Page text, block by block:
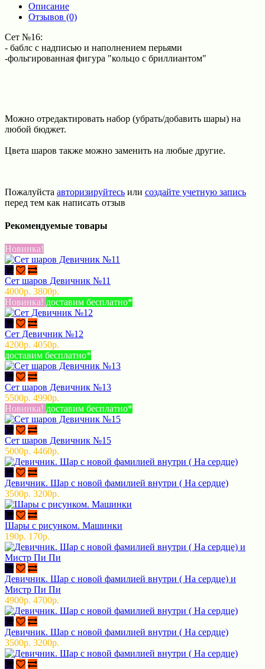
Описание
Отзывов (0)
Сет №16:
- баблс с надписью и наполнением перьями
-фольгированная фигура "кольцо с бриллиантом"
Можно отредактировать набор (убрать/добавить шары) на
любой бюджет.
Цвета шаров также можно заменить на любые другие.
Пожалуйста авторизируйтесь или создайте учетную запись
перед тем как написать отзыв
Рекомендуемые товары
Новинка!
Сет шаров Девичник №11
4000р. 3800р.
Новинка! доставим бесплатно*
Сет Девичник №12
4200р. 4050р.
доставим бесплатно*
Сет шаров Девичник №13
5500р. 4990р.
Новинка! доставим бесплатно*
Сет шаров Девичник №15
5000р. 4460р.
Девичник. Шар с новой фамилией внутри ( На сердце)
3500р. 3200р.
Шары с рисунком. Машинки
190р. 170р.
Девичник. Шар с новой фамилией внутри ( На сердце) и
Мистр Пи Пи
4900р. 4700р.
Девичник. Шар с новой фамилией внутри ( На сердце)
3500р. 3200р.